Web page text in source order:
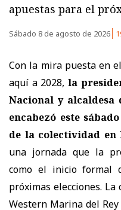
apuestas para el
Sábado 8 de agosto de 2026
Con la mira puesta en
aquí a 2028,la
Nacional y
encabezó este
de la colectividad en
una jornada que la
como el inicio formal
próximas elecciones.
Western Marina del